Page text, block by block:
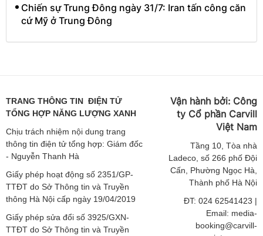
Chiến sự Trung Đông ngày 31/7: Iran tấn công căn
cứ Mỹ ở Trung Đông
TRANG THÔNG TIN ĐIỆN TỬ
TỔNG HỢP NĂNG LƯỢNG XANH
Chịu trách nhiệm nội dung trang
thông tin điện tử tổng hợp: Giám đốc
- Nguyễn Thanh Hà
Giấy phép hoạt động số 2351/GP-
TTĐT do Sở Thông tin và Truyền
thông Hà Nội cấp ngày 19/04/2019
Giấy phép sửa đổi số 3925/GXN-
TTĐT do Sở Thông tin và Truyền
Vận hành bởi: Công
ty Cổ phần Carvill
Việt Nam
Tầng 10, Tòa nhà
Ladeco, số 266 phố Đội
Cấn, Phường Ngọc Hà,
Thành phố Hà Nội
ĐT: 024 62541423 |
Email: media-
booking@carvill-